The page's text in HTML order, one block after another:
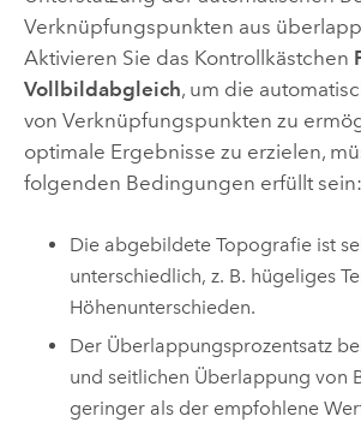
Verknüpfungspunkten aus
Aktivieren Sie das Kontrollkästchen
Vollbildabgleich, um die
von Verknüpfungspunkten zu
optimale Ergebnisse zu erzielen,
folgenden Bedingungen erfüllt sein:
Die abgebildete Topografie ist
unterschiedlich, z. B. hügeliges
Höhenunterschieden.
Der Überlappungsprozentsatz
und seitlichen Überlappung von
geringer als der empfohlene